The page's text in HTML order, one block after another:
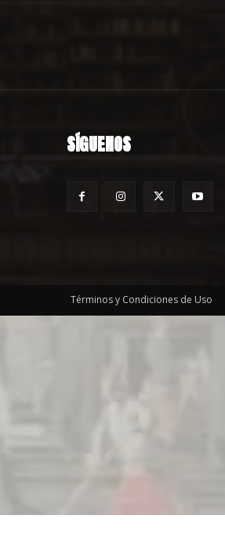
SÍGUENOS
Términos y Condiciones de Uso